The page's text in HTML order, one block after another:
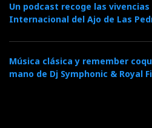
Un podcast recoge las
Internacional del Ajo de Las
Música clásica y remember
mano de Dj Symphonic & Royal